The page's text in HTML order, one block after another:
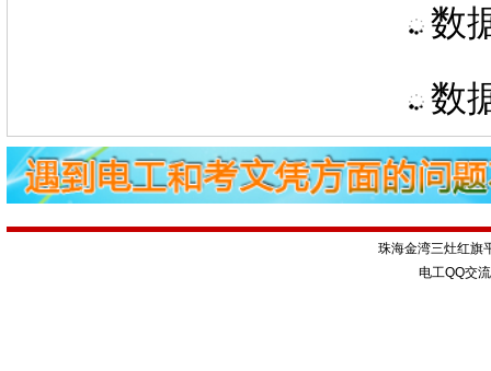
数
数
珠海金湾三灶红旗
电工QQ交